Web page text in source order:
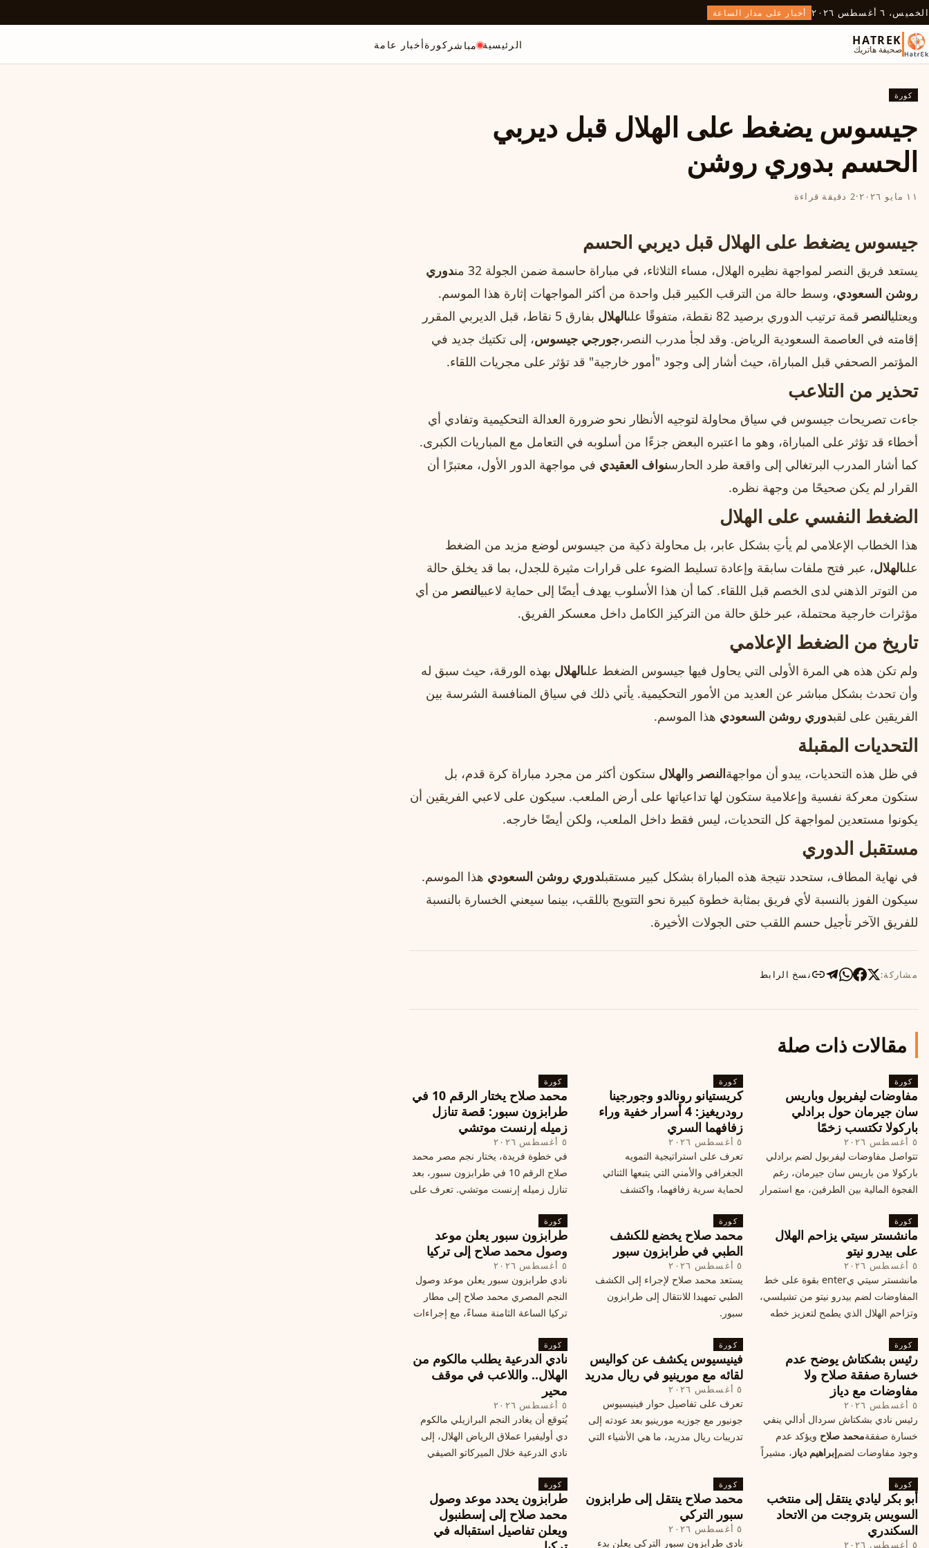
الخميس، ٦ أغسطس ٢٠٢٦ أخبار على مدار الساعة
HATREK
صحيفة هاتريك الرئيسية مباشر كورةأخبار عامة
كورة
جيسوس يضغط على الهلال قبل ديربي
الحسم بدوري روشن
١١ مايو ٢٠٢٦ ·2 دقيقة قراءة
جيسوس يضغط على الهلال قبل ديربي الحسم
يستعد فريق النصر لمواجهة نظيره الهلال، مساء الثلاثاء، في مباراة حاسمة ضمن الجولة 32 من
دوري
روشن السعودي، وسط حالة من الترقب الكبير قبل واحدة من أكثر المواجهات إثارة هذا الموسم.
ويعتليالنصر قمة ترتيب الدوري برصيد 82 نقطة، متفوقًا على الهلال
بفارق 5 نقاط، قبل الديربي المقرر
إقامته في العاصمة السعودية الرياض. وقد لجأ مدرب النصر،جورجي جيسوس، إلى تكتيك جديد في
المؤتمر الصحفي قبل المباراة، حيث أشار إلى وجود "أمور خارجية" قد تؤثر على مجريات اللقاء.
تحذير من التلاعب
جاءت تصريحات جيسوس في سياق محاولة لتوجيه الأنظار نحو ضرورة العدالة التحكيمية وتفادي أي
أخطاء قد تؤثر على المباراة، وهو ما اعتبره البعض جزءًا من أسلوبه في التعامل مع المباريات الكبرى.
كما أشار المدرب البرتغالي إلى واقعة طرد الحارسنواف العقيدي في مواجهة الدور الأول، معتبرًا أن
القرار لم يكن صحيحًا من وجهة نظره.
الضغط النفسي على الهلال
هذا الخطاب الإعلامي لم يأتِ بشكل عابر، بل محاولة ذكية من جيسوس لوضع مزيد من الضغط
علىالهلال، عبر فتح ملفات سابقة وإعادة تسليط الضوء على قرارات مثيرة للجدل، بما قد يخلق حالة
من التوتر الذهني لدى الخصم قبل اللقاء. كما أن هذا الأسلوب يهدف أيضًا إلى حماية لاعبيالنصر من أي
مؤثرات خارجية محتملة، عبر خلق حالة من التركيز الكامل داخل معسكر الفريق.
تاريخ من الضغط الإعلامي
ولم تكن هذه هي المرة الأولى التي يحاول فيها جيسوس الضغط علىالهلال بهذه الورقة، حيث سبق له
وأن تحدث بشكل مباشر عن العديد من الأمور التحكيمية. يأتي ذلك في سياق المنافسة الشرسة بين
الفريقين على لقبدوري روشن السعودي هذا الموسم.
التحديات المقبلة
في ظل هذه التحديات، يبدو أن مواجهةالنصر والهلال ستكون أكثر من مجرد مباراة كرة قدم، بل
ستكون معركة نفسية وإعلامية ستكون لها تداعياتها على أرض الملعب. سيكون على لاعبي الفريقين أن
يكونوا مستعدين لمواجهة كل التحديات، ليس فقط داخل الملعب، ولكن أيضًا خارجه.
مستقبل الدوري
في نهاية المطاف، ستحدد نتيجة هذه المباراة بشكل كبير مستقبلدوري روشن السعودي هذا الموسم.
سيكون الفوز بالنسبة لأي فريق بمثابة خطوة كبيرة نحو التتويج باللقب، بينما سيعني الخسارة بالنسبة
للفريق الآخر تأجيل حسم اللقب حتى الجولات الأخيرة.
مشاركة: نسخ الرابط
مقالات ذات صلة
كورة
مفاوضات ليفربول وباريس
سان جيرمان حول برادلي
باركولا تكتسب زخمًا
٥ أغسطس ٢٠٢٦
تتواصل مفاوضات ليفربول لضم برادلي
باركولا من باريس سان جيرمان، رغم
الفجوة المالية بين الطرفين، مع استمرار
إغلاق سوق الانتقالات
كورة
كريستيانو رونالدو وجورجينا
رودريغيز: 4 أسرار خفية وراء
زفافهما السري
٥ أغسطس ٢٠٢٦
تعرف على استراتيجية التمويه
الجغرافي والأمني التي يتبعها الثنائي
لحماية سرية زفافهما، واكتشف
في البرتغال، واعرف ما هي الخطوات
القادمة في هذا الحدث العالمي
كورة
محمد صلاح يختار الرقم 10 في
طرابزون سبور: قصة تنازل
زميله إرنست موتشي
٥ أغسطس ٢٠٢٦
في خطوة فريدة، يختار نجم مصر محمد
صلاح الرقم 10 في طرابزون سبور، بعد
تنازل زميله إرنست موتشي. تعرف على
كورة
مانشستر سيتي يزاحم الهلال
على بيدرو نيتو
٥ أغسطس ٢٠٢٦
مانشستر سيتي يenter بقوة على خط
المفاوضات لضم بيدرو نيتو من تشيلسي،
وتزاحم الهلال الذي يطمح لتعزيز خطه
كورة
محمد صلاح يخضع للكشف
الطبي في طرابزون سبور
٥ أغسطس ٢٠٢٦
يستعد محمد صلاح لإجراء إلى الكشف
الطبي تمهيدا للانتقال إلى طرابزون
سبور.
كورة
طرابزون سبور يعلن موعد
وصول محمد صلاح إلى تركيا
٥ أغسطس ٢٠٢٦
نادي طرابزون سبور يعلن موعد وصول
النجم المصري محمد صلاح إلى مطار
تركيا الساعة الثامنة مساءً، مع إجراءات
جديد ومكافآت مالية.
كورة
رئيس بشكتاش يوضح عدم
خسارة صفقة صلاح ولا
مفاوضات مع دياز
٥ أغسطس ٢٠٢٦
رئيس نادي بشكتاش سردال أدالي ينفي
خسارة صفقةمحمد صلاح ويؤكد عدم
وجود مفاوضات لضمإبراهيم دياز ، مشيراً
محتملة أخرى.
كورة
فينيسيوس يكشف عن كواليس
لقائه مع مورينيو في ريال مدريد
٥ أغسطس ٢٠٢٦
تعرف على تفاصيل حوار فينيسيوس
جونيور مع جوزيه مورينيو بعد عودته إلى
تدريبات ريال مدريد، ما هي الأشياء التي
كورة
نادي الدرعية يطلب مالكوم من
الهلال.. واللاعب في موقف
محير
٥ أغسطس ٢٠٢٦
يُتوقع أن يغادر النجم البرازيلي مالكوم
دي أوليفيرا عملاق الرياض الهلال، إلى
نادي الدرعية خلال الميركاتو الصيفي
هذا الانتقال، وسط تقارير تفيد أن الهلال
يرحب بفراقته.
كورة
أبو بكر ليادي ينتقل إلى منتخب
السويس بتروجت من الاتحاد
السكندري
٥ أغسطس ٢٠٢٦
كورة
محمد صلاح ينتقل إلى طرابزون
سبور التركي
٥ أغسطس ٢٠٢٦
نادي طرابزون سبور التركي يعلن بدء
كورة
طرابزون يحدد موعد وصول
محمد صلاح إلى إسطنبول
ويعلن تفاصيل استقباله في